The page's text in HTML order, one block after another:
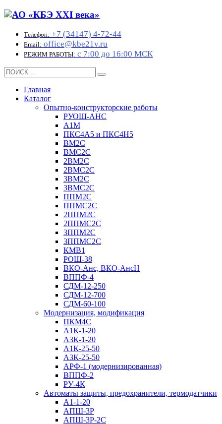
Телефон: +7 (34147) 4-72-44
Email: office@kbe21v.ru
РЕЖИМ РАБОТЫ: с 7:00 до 16:00 МСК
Главная
Каталог
Опытно-конструкторские работы
РУОШ-АНС
А1М
ПКС4А5 и ПКС4Н5
ВМ2С
ВМС2С
2ВМ2С
2ВМС2С
3ВМ2С
3ВМС2С
ППМ2С
ППМС2С
2ППМ2С
2ППМС2С
3ППМ2С
3ППМС2С
КМВ1
РОШ-38
ВКО-Анс, ВКО-АнсН
ВППФ-4
СДМ-12-250
СДМ-12-700
СДМ-60-100
Модернизация, модификация
ПКМ4С
А1К-1-20
А3К-1-20
А1К-25-50
А3К-25-50
АРФ-1 (модернизированная)
ВППФ-2
РУ-4К
Автоматы защиты, предохранители, термодатчики
А1-1-20
АПШ-3Р
АПШ-3P-2С